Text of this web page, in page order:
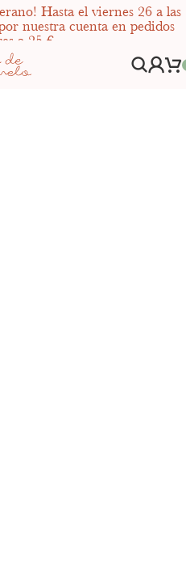
Hasta el viernes 26 a las
nuestra cuenta en pedidos
a 25 €.